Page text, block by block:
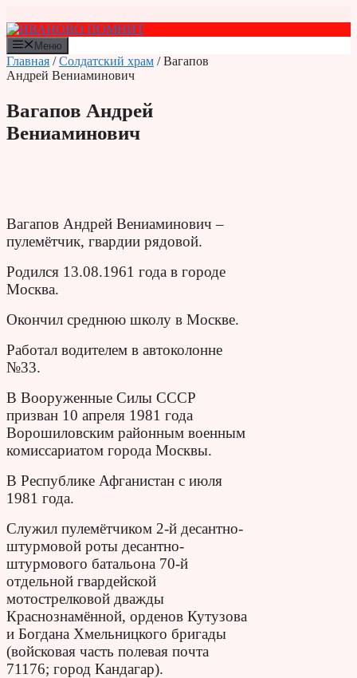
к
содержимому
Меню
Главная /Солдатский храм / Вагапов
Андрей Вениаминович
Вагапов Андрей
Вениаминович
Вагапов Андрей Вениаминович –
пулемётчик, гвардии рядовой.
Родился 13.08.1961 года в городе
Москва.
Окончил среднюю школу в Москве.
Работал водителем в автоколонне
№33.
В Вооруженные Силы СССР
призван 10 апреля 1981 года
Ворошиловским районным военным
комиссариатом города Москвы.
В Республике Афганистан с июля
1981 года.
Служил пулемётчиком 2-й десантно-
штурмовой роты десантно-
штурмового батальона 70-й
отдельной гвардейской
мотострелковой дважды
Краснознамённой, орденов Кутузова
и Богдана Хмельницкого бригады
(войсковая часть полевая почта
71176; город Кандагар).